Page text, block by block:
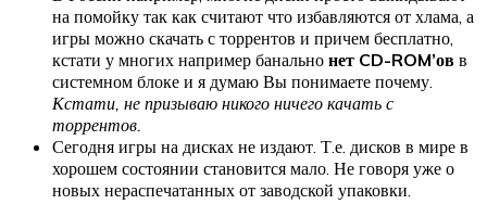
на помойку так как считают что избавляются от хлама, а
игры можно скачать с торрентов и причем бесплатно,
кстати у многих например банально нет CD-ROM’ов в
системном блоке и я думаю Вы понимаете почему.
Кстати, не призываю никого ничего качать с
торрентов.
Сегодня игры на дисках не издают. Т.е. дисков в мире в
хорошем состоянии становится мало. Не говоря уже о
новых нераспечатанных от заводской упаковки.